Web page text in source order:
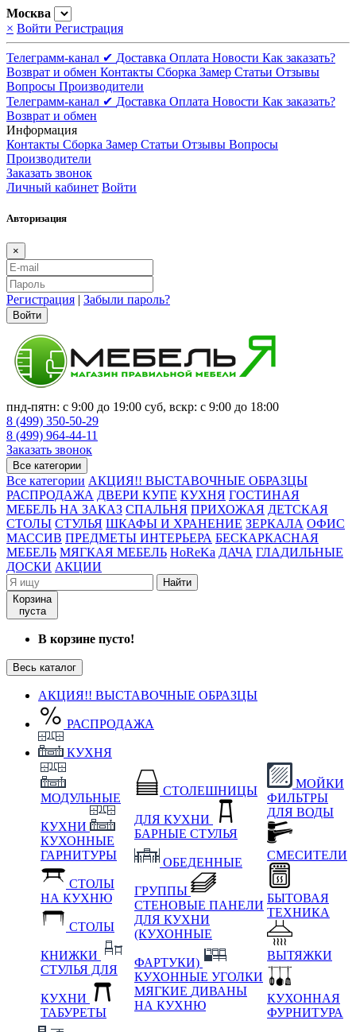
Москва
× Войти Регистрация
Телеграмм-канал ✔ Доставка Оплата Новости Как заказать?
Возврат и обмен Контакты Сборка Замер Статьи Отзывы
Вопросы Производители
Телеграмм-канал ✔ Доставка Оплата Новости Как заказать?
Возврат и обмен
Информация
Контакты Сборка Замер Статьи Отзывы Вопросы
Производители
Заказать звонок
Личный кабинет Войти
Авторизация
×
Регистрация | Забыли пароль?
Войти
пнд-пятн: с 9:00 до 19:00 суб, вскр: с 9:00 до 18:00
8 (499) 350-50-29
8 (499) 964-44-11
Заказать звонок
Все категории
Все категории АКЦИЯ!! ВЫСТАВОЧНЫЕ ОБРАЗЦЫ
РАСПРОДАЖА ДВЕРИ КУПЕ КУХНЯ ГОСТИНАЯ
МЕБЕЛЬ НА ЗАКАЗ СПАЛЬНЯ ПРИХОЖАЯ ДЕТСКАЯ
СТОЛЫ СТУЛЬЯ ШКАФЫ И ХРАНЕНИЕ ЗЕРКАЛА ОФИС
МАССИВ ПРЕДМЕТЫ ИНТЕРЬЕРА БЕСКАРКАСНАЯ
МЕБЕЛЬ МЯГКАЯ МЕБЕЛЬ HoReKa ДАЧА ГЛАДИЛЬНЫЕ
ДОСКИ АКЦИИ
Найти
Корзина
пуста
В корзине пусто!
Весь каталог
АКЦИЯ!! ВЫСТАВОЧНЫЕ ОБРАЗЦЫ
РАСПРОДАЖА
КУХНЯ
МОДУЛЬНЫЕ
КУХНИ
КУХОННЫЕ
ГАРНИТУРЫ
СТОЛЫ
НА КУХНЮ
СТОЛЫ
КНИЖКИ
СТУЛЬЯ ДЛЯ
КУХНИ
ТАБУРЕТЫ
СТОЛЕШНИЦЫ
ДЛЯ КУХНИ
БАРНЫЕ СТУЛЬЯ
ОБЕДЕННЫЕ
ГРУППЫ
СТЕНОВЫЕ ПАНЕЛИ
ДЛЯ КУХНИ
(КУХОННЫЕ
ФАРТУКИ)
КУХОННЫЕ УГОЛКИ
МЯГКИЕ ДИВАНЫ
НА КУХНЮ
МОЙКИ
ФИЛЬТРЫ
ДЛЯ ВОДЫ
СМЕСИТЕЛИ
БЫТОВАЯ
ТЕХНИКА
ВЫТЯЖКИ
КУХОННАЯ
ФУРНИТУРА